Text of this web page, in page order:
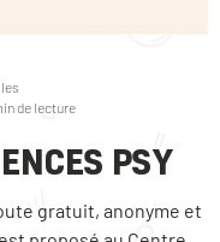
de lecture
PSY